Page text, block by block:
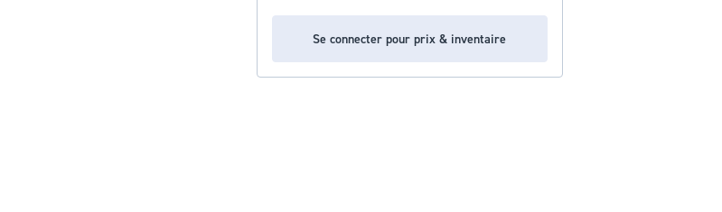
Se connecter pour prix & inventaire